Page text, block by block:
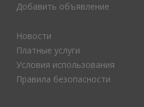
Добавить объявление
Новости
Платные услуги
Условия использования
Правила безопасности